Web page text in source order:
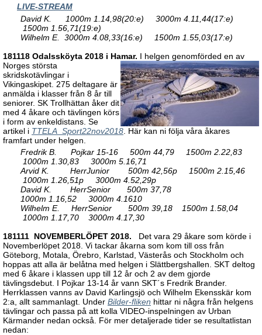
LIVE-STREAM
David K. 1000m 1.14,98(20:e) 3000m 4.11,44(17:e)
1500m 1.56,71(19:e)
Wilhelm E. 3000m 4.08,33(16:e) 1500m 1.55,03(17:e)
181118 Odalssköyta 2018 i Hamar. I helgen genomförded en av
Norges största
skridskotävlingar i
Vikingaskipet. 275 deltagare är
anmälda i klasser från 8 år till
seniorer. SK Trollhättan åker dit
med 4 åkare och tävlingen körs
i form av enkeldistans. Se
artikel i TTELA_Sport22nov2018 . Här kan ni följa våra åkares
framfart under helgen.
Fredrik B. Pojkar 15-16 500m 44,79 1500m 2.22,83
1000m 1.30,83 3000m 5.16,71
Arvid K. HerrJunior 500m 42,56p 1500m 2.15,46
1000m 1.26,51p 3000m 4.52,29p
David K. HerrSenior 500m 37,78
1000m 1.16,52 3000m 4.1610
Wilhelm E. HerrSenior 500m 39,18 1500m 1.58,04
1000m 1.17,70 3000m 4.17,30
181111 NOVEMBERLÖPET 2018.
Det vara 29 åkare som körde i
Novemberlöpet 2018. Vi tackar åkarna som kom till oss från
Göteborg, Motala, Örebro, Karlstad, Västerås och Stockholm och
hoppas att alla är belåtna med helgen i Slättbergshallen. SKT deltog
med 6 åkare i klassen upp till 12 år och 2 av dem gjorde
tävlingsdebut. I Pojkar 13-14 år vann SKT´s Fredrik Brander.
Herrklassen vanns av David Karlingsjö och Wilhelm Ekensskär kom
2:a, allt sammanlagt. Under Bilder-fliken hittar ni några från helgens
tävlingar och passa på att kolla VIDEO-inspelningen av Urban
Kärmander nedan också. För mer detaljerade tider se resultatlistan
nedan: